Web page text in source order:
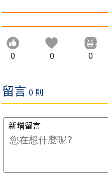
0 0 0